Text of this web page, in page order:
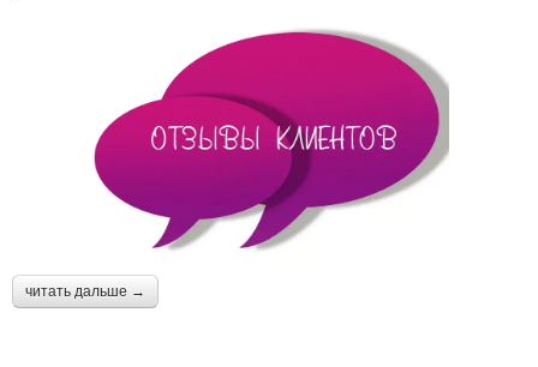
читать дальше →